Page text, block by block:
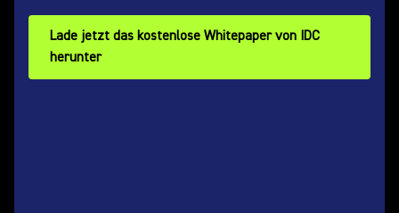
Lade jetzt das kostenlose Whitepaper von IDC
herunter